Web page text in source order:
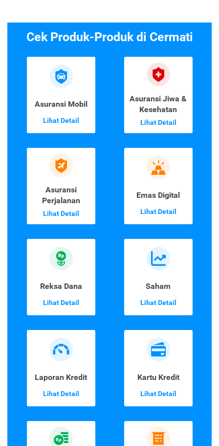
Cek Produk-Produk di Cermati
Asuransi Mobil
Lihat Detail
Asuransi Jiwa &
Kesehatan
Lihat Detail
Asuransi
Perjalanan
Lihat Detail
Emas Digital
Lihat Detail
Reksa Dana
Lihat Detail
Saham
Lihat Detail
Laporan Kredit
Lihat Detail
Kartu Kredit
Lihat Detail